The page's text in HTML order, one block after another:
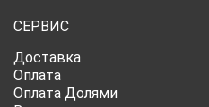
СЕРВИС
Доставка
Оплата
Оплата Долями